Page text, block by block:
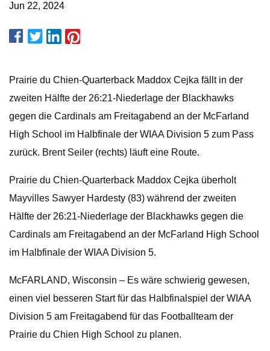
Jun 22, 2024
Prairie du Chien-Quarterback Maddox Cejka fällt in der
zweiten Hälfte der 26:21-Niederlage der Blackhawks
gegen die Cardinals am Freitagabend an der McFarland
High School im Halbfinale der WIAA Division 5 zum Pass
zurück. Brent Seiler (rechts) läuft eine Route.
Prairie du Chien-Quarterback Maddox Cejka überholt
Mayvilles Sawyer Hardesty (83) während der zweiten
Hälfte der 26:21-Niederlage der Blackhawks gegen die
Cardinals am Freitagabend an der McFarland High School
im Halbfinale der WIAA Division 5.
McFARLAND, Wisconsin – Es wäre schwierig gewesen,
einen viel besseren Start für das Halbfinalspiel der WIAA
Division 5 am Freitagabend für das Footballteam der
Prairie du Chien High School zu planen.